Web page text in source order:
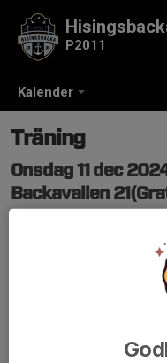
Kalender
P2011
Träning
Onsdag 11 dec
Backavallen